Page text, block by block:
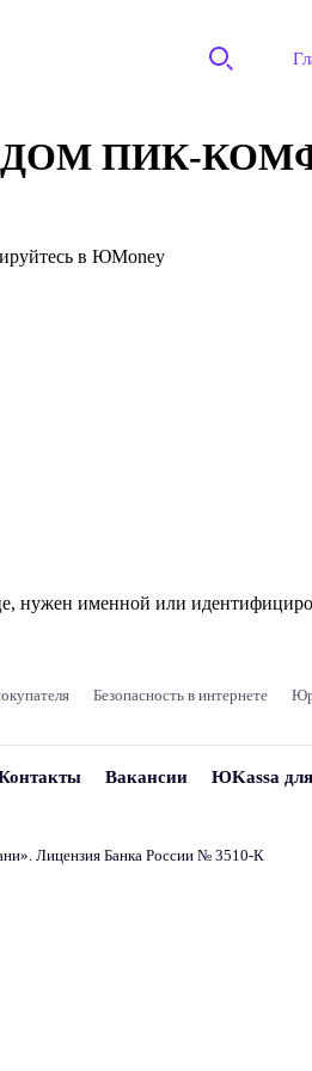
ПИК-
в ЮMoney
нужен именной или
Безопасность в интернете
Вакансии ЮKassa для
». Лицензия Банка России № 3510‑К